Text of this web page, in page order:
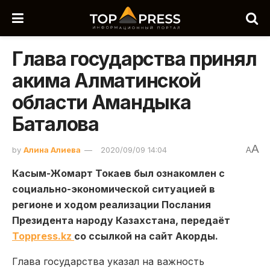
Глава государства принял
акима Алматинской
области Амандыка
Баталова
by Алина Алиева 2020/09/09 14:04 AA
Касым-Жомарт Токаев был ознакомлен с
социально-экономической ситуацией в
регионе и ходом реализации Послания
Президента народу Казахстана, передаёт
Toppress.kz со ссылкой на сайт Акорды.
Глава государства указал на важность